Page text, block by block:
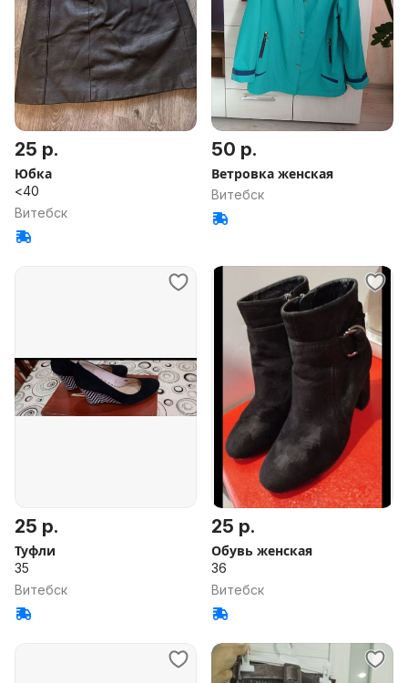
25 р.
Юбка
<40
Витебск
50 р.
Ветровка женская
Витебск
25 р.
Туфли
35
Витебск
25 р.
Обувь женская
36
Витебск